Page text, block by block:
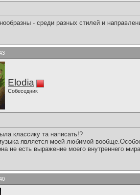
- среди разных стилей и
Elodia
Собеседник
классику та написать!?
является моей любимой
не есть выражение моего внутреннего